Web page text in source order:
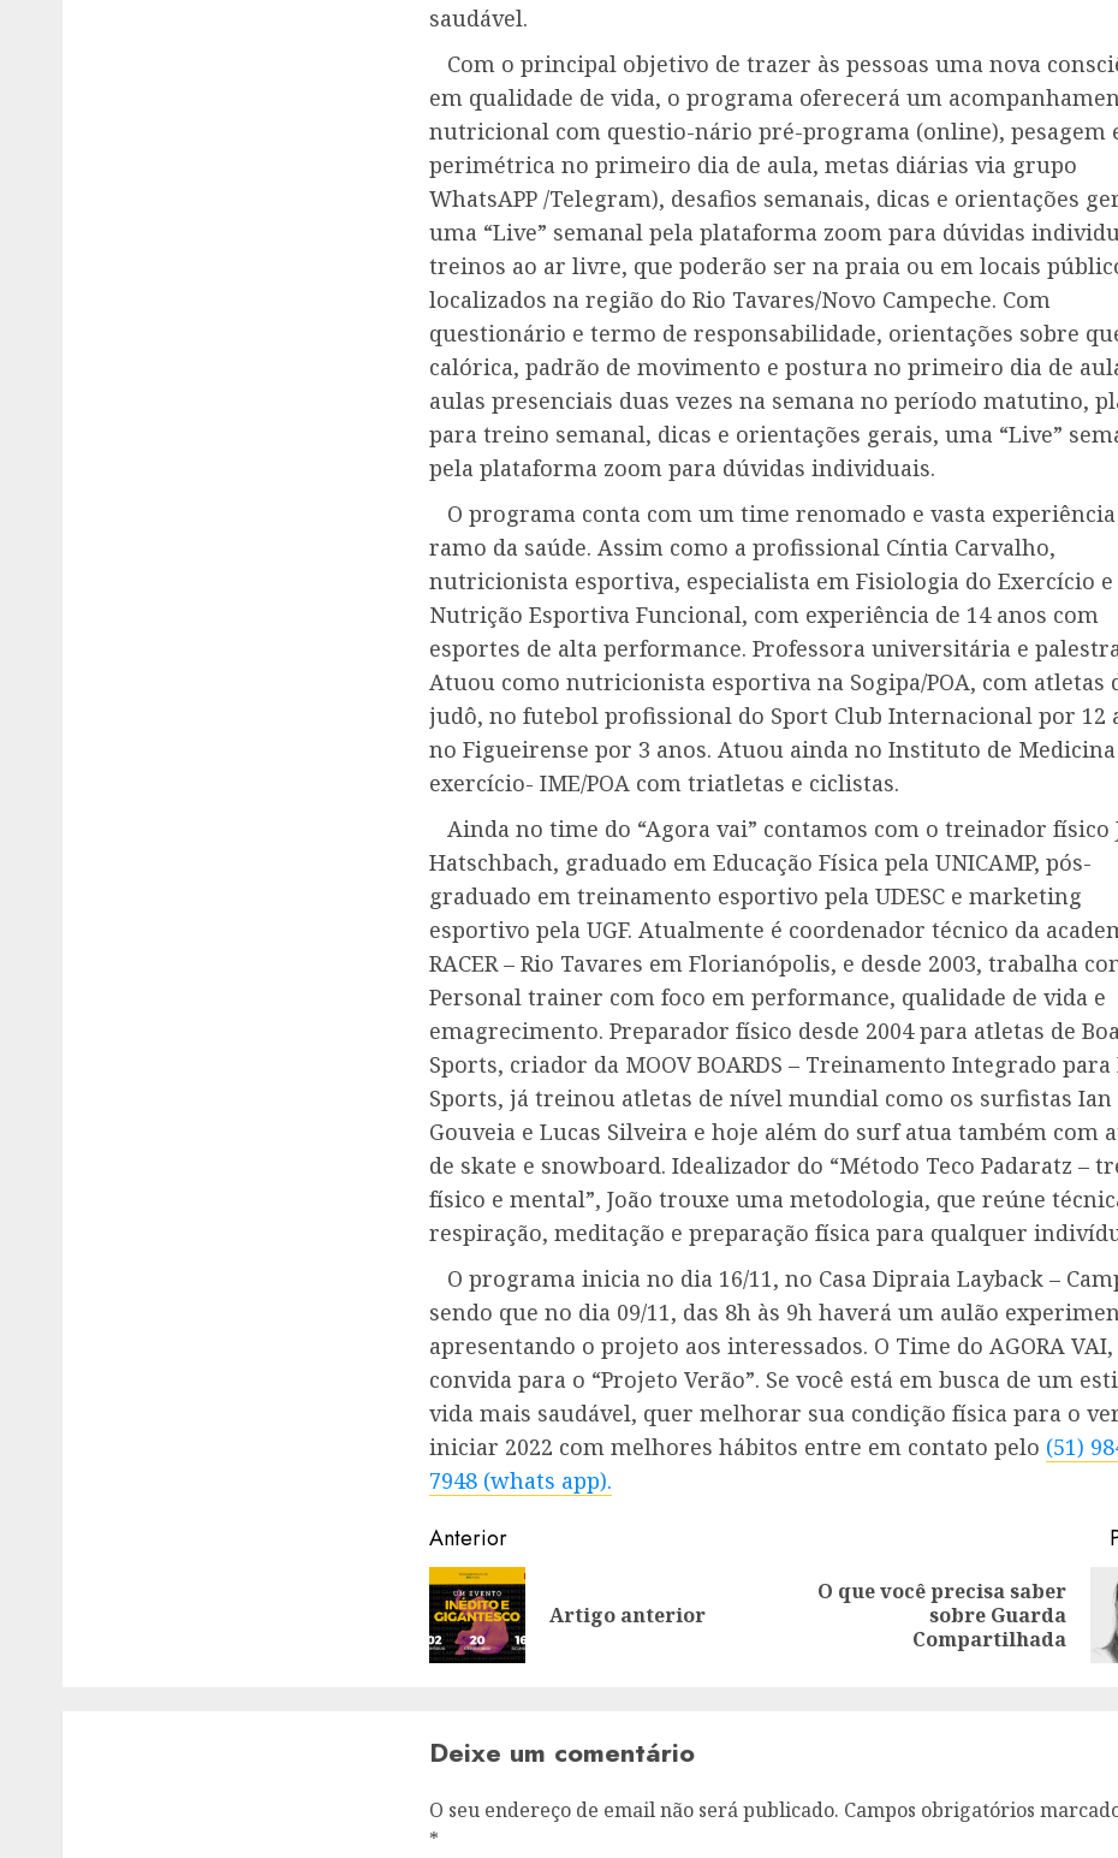
saudável.
Com o principal objetivo de trazer às pessoas uma nova
em qualidade de vida, o programa oferecerá um
nutricional com questio-nário pré-programa (online), pesagem
perimétrica no primeiro dia de aula, metas diárias via grupo
WhatsAPP /Telegram), desafios semanais, dicas e orientações
uma “Live” semanal pela plataforma zoom para dúvidas
treinos ao ar livre, que poderão ser na praia ou em locais
localizados na região do Rio Tavares/Novo Campeche. Com
questionário e termo de responsabilidade, orientações sobre
calórica, padrão de movimento e postura no primeiro dia de
aulas presenciais duas vezes na semana no período matutino,
para treino semanal, dicas e orientações gerais, uma “Live”
pela plataforma zoom para dúvidas individuais.
O programa conta com um time renomado e vasta
ramo da saúde. Assim como a profissional Cíntia Carvalho,
nutricionista esportiva, especialista em Fisiologia do Exercício e
Nutrição Esportiva Funcional, com experiência de 14 anos com
esportes de alta performance. Professora universitária e
Atuou como nutricionista esportiva na Sogipa/POA, com atletas
judô, no futebol profissional do Sport Club Internacional por 12
no Figueirense por 3 anos. Atuou ainda no Instituto de
exercício- IME/POA com triatletas e ciclistas.
Ainda no time do “Agora vai” contamos com o treinador físico
Hatschbach, graduado em Educação Física pela UNICAMP, pós-
graduado em treinamento esportivo pela UDESC e marketing
esportivo pela UGF. Atualmente é coordenador técnico da
RACER – Rio Tavares em Florianópolis, e desde 2003, trabalha
Personal trainer com foco em performance, qualidade de vida e
emagrecimento. Preparador físico desde 2004 para atletas de
Sports, criador da MOOV BOARDS – Treinamento Integrado para
Sports, já treinou atletas de nível mundial como os surfistas Ian
Gouveia e Lucas Silveira e hoje além do surf atua também com
de skate e snowboard. Idealizador do “Método Teco Padaratz –
físico e mental”, João trouxe uma metodologia, que reúne
respiração, meditação e preparação física para qualquer
O programa inicia no dia 16/11, no Casa Dipraia Layback –
sendo que no dia 09/11, das 8h às 9h haverá um aulão
apresentando o projeto aos interessados. O Time do AGORA VAI,
convida para o “Projeto Verão”. Se você está em busca de um
vida mais saudável, quer melhorar sua condição física para o
iniciar 2022 com melhores hábitos entre em contato pelo (51)
7948 (whats app).
Navegação
de
artigos
Anterior
Artigo
Artigo anterior
Artigo
O que você precisa saber
sobre Guarda
Compartilhada
Deixe um comentário
O seu endereço de email não será publicado. Campos obrigatórios
*